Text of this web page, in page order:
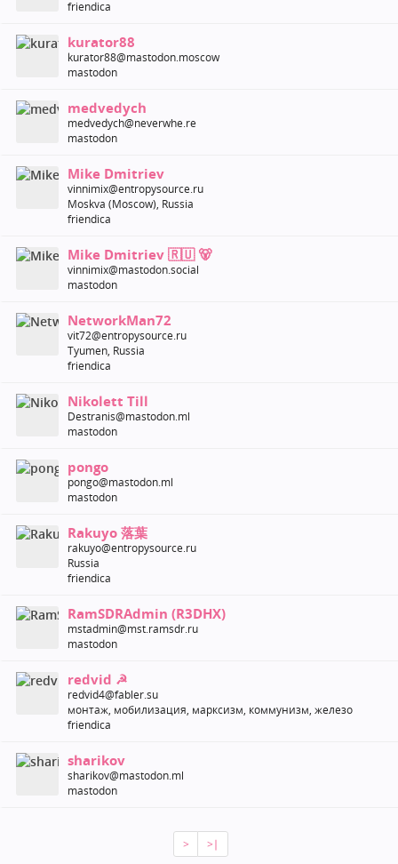
friendica
kurator88
kurator88@mastodon.moscow
mastodon
medvedych
medvedych@neverwhe.re
mastodon
Mike Dmitriev
vinnimix@entropysource.ru
Moskva (Moscow), Russia
friendica
Mike Dmitriev 🇷🇺 🐻
vinnimix@mastodon.social
mastodon
NetworkMan72
vit72@entropysource.ru
Tyumen, Russia
friendica
Nikolett Till
Destranis@mastodon.ml
mastodon
pongo
pongo@mastodon.ml
mastodon
Rakuyo 落葉
rakuyo@entropysource.ru
Russia
friendica
RamSDRAdmin (R3DHX)
mstadmin@mst.ramsdr.ru
mastodon
redvid ☭
redvid4@fabler.su
монтаж, мобилизация, марксизм, коммунизм, железо
friendica
sharikov
sharikov@mastodon.ml
mastodon
> >∣